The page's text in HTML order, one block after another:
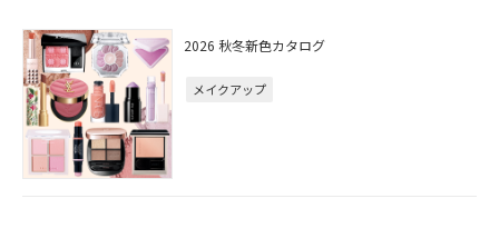
2026 秋冬新色カタログ
メイクアップ